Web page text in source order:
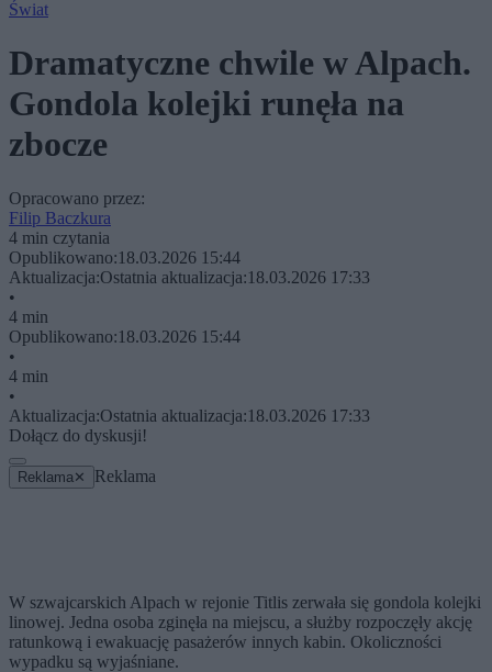
Świat
Dramatyczne chwile w Alpach.
Gondola kolejki runęła na
zbocze
Opracowano przez:
Filip Baczkura
4 min czytania
Opublikowano:18.03.2026 15:44
Aktualizacja:Ostatnia aktualizacja:18.03.2026 17:33
•
4 min
Opublikowano:18.03.2026 15:44
•
4 min
•
Aktualizacja:Ostatnia aktualizacja:18.03.2026 17:33
Dołącz do dyskusji!
Reklama ✕ Reklama
W szwajcarskich Alpach w rejonie Titlis zerwała się gondola kolejki
linowej. Jedna osoba zginęła na miejscu, a służby rozpoczęły akcję
ratunkową i ewakuację pasażerów innych kabin. Okoliczności
wypadku są wyjaśniane.